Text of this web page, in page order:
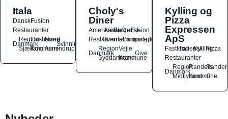
Itala
DanskFusion
Restauranter
Danmark
Region
Sjælland
Odsherred
Kommune
Nørre
Asmindrup
Svinninge
Choly's
Diner
Amerikansk
Asiatisk
Burger
DanskFusion
Restauranter
Overnatningssteder
Campingpladser
Danmark
Region
Syddanmark
Vejle
Kommune
Give
Kylling og
Pizza
Expressen
ApS
FastfoodItalienskKyllingPizza
Restauranter
Danmark
Region
Midtjylland
Randers
Kommune
C